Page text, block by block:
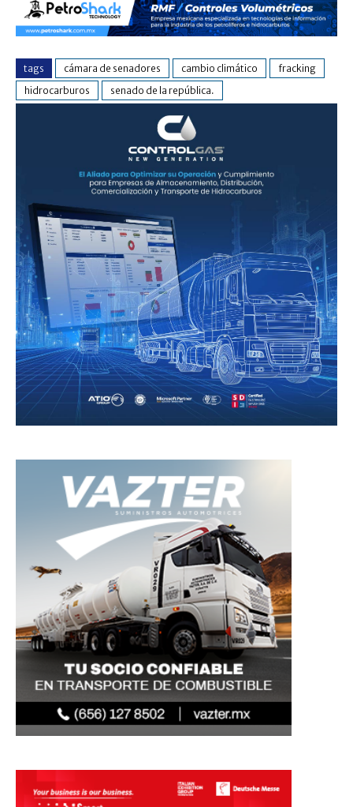
tags cámara de senadores cambio climático
fracking
hidrocarburos
senado de la república.